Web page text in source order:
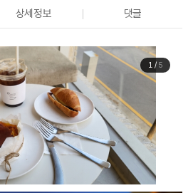
상세정보 댓글
1/ 5